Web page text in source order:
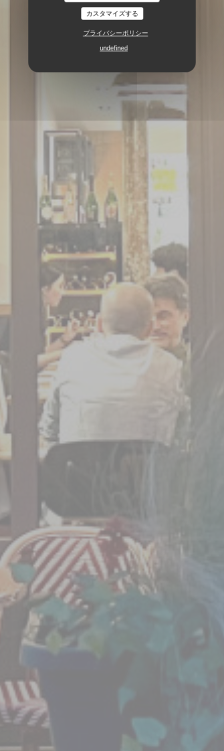
カスタマイズする
プライバシーポリシー
undefined